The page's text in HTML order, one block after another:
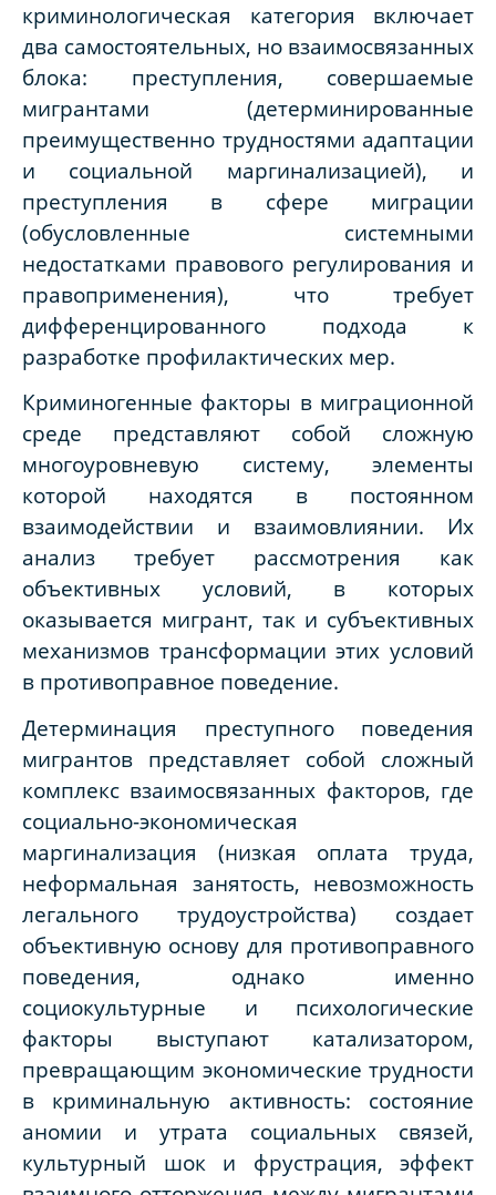
криминологическая категория включает
два самостоятельных, но взаимосвязанных
блока: преступления, совершаемые
мигрантами (детерминированные
преимущественно трудностями адаптации
и социальной маргинализацией), и
преступления в сфере миграции
(обусловленные системными
недостатками правового регулирования и
правоприменения), что требует
дифференцированного подхода к
разработке профилактических мер.
Криминогенные факторы в миграционной
среде представляют собой сложную
многоуровневую систему, элементы
которой находятся в постоянном
взаимодействии и взаимовлиянии. Их
анализ требует рассмотрения как
объективных условий, в которых
оказывается мигрант, так и субъективных
механизмов трансформации этих условий
в противоправное поведение.
Детерминация преступного поведения
мигрантов представляет собой сложный
комплекс взаимосвязанных факторов, где
социально-экономическая
маргинализация (низкая оплата труда,
неформальная занятость, невозможность
легального трудоустройства) создает
объективную основу для противоправного
поведения, однако именно
социокультурные и психологические
факторы выступают катализатором,
превращающим экономические трудности
в криминальную активность: состояние
аномии и утрата социальных связей,
культурный шок и фрустрация, эффект